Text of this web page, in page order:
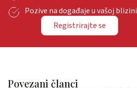
Pozive na događaje u vašoj blizini
Registrirajte se
Povezani članci